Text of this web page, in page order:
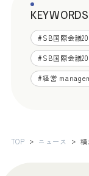
KEYWORDS
#SB国際会議
#SB国際会議
#経営
TOP ニュース